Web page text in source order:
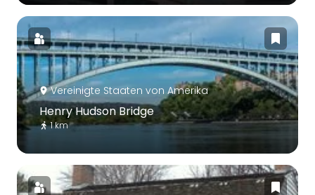
Vereinigte Staaten von Amerika
Henry Hudson Bridge
1 km